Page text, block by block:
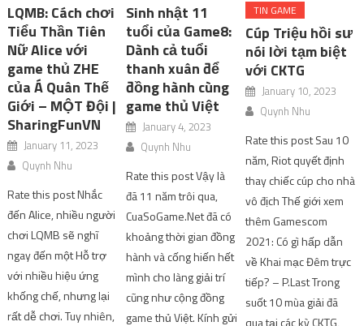
LQMB: Cách chơi
Tiểu Thần Tiên
Nữ Alice với
game thủ ZHE
của Á Quân Thế
Giới – MỘT Đội |
SharingFunVN
January 11, 2023
Quynh Nhu
Rate this post Nhắc
đến Alice, nhiều người
chơi LQMB sẽ nghĩ
ngay đến một Hỗ trợ
với nhiều hiệu ứng
khống chế, nhưng lại
rất dễ chơi. Tuy nhiên,
Sinh nhật 11
tuổi của Game8:
Dành cả tuổi
thanh xuân để
đồng hành cùng
game thủ Việt
January 4, 2023
Quynh Nhu
Rate this post Vậy là
đã 11 năm trôi qua,
CuaSoGame.Net đã có
khoảng thời gian đồng
hành và cống hiến hết
mình cho làng giải trí
cũng như cộng đồng
game thủ Việt. Kính gửi
TIN GAME
Cúp Triệu hồi sư
nói lời tạm biệt
với CKTG
January 10, 2023
Quynh Nhu
Rate this post Sau 10
năm, Riot quyết định
thay chiếc cúp cho nhà
vô địch Thế giới xem
thêm Gamescom
2021: Có gì hấp dẫn
về Khai mạc Đêm trực
tiếp? – P.Last Trong
suốt 10 mùa giải đã
qua tại các kỳ CKTG,